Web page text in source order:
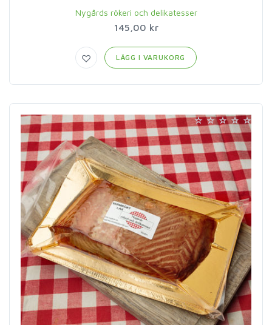
Nygårds rökeri och delikatesser
145,00 kr
LÄGG I VARUKORG